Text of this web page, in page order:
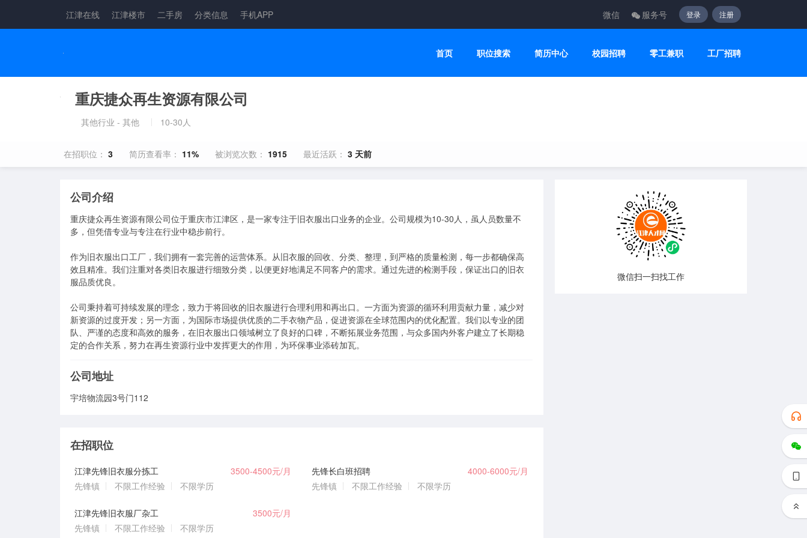
江津在线 江津楼市 二手房 分类信息 手机APP 微信 服务号 登录 注册
首页 职位搜索 简历中心 校园招聘 零工兼职 工厂招聘
重庆捷众再生资源有限公司
其他行业 - 其他 10-30人
在招职位： 3 简历查看率： 11% 被浏览次数： 1915 最近活跃： 3 天前
公司介绍
重庆捷众再生资源有限公司位于重庆市江津区，是一家专注于旧衣服出口业务的企业。公司规模为10-30人，虽人员数量不
多，但凭借专业与专注在行业中稳步前行。
作为旧衣服出口工厂，我们拥有一套完善的运营体系。从旧衣服的回收、分类、整理，到严格的质量检测，每一步都确保高
效且精准。我们注重对各类旧衣服进行细致分类，以便更好地满足不同客户的需求。通过先进的检测手段，保证出口的旧衣
服品质优良。
公司秉持着可持续发展的理念，致力于将回收的旧衣服进行合理利用和再出口。一方面为资源的循环利用贡献力量，减少对
新资源的过度开发；另一方面，为国际市场提供优质的二手衣物产品，促进资源在全球范围内的优化配置。我们以专业的团
队、严谨的态度和高效的服务，在旧衣服出口领域树立了良好的口碑，不断拓展业务范围，与众多国内外客户建立了长期稳
定的合作关系，努力在再生资源行业中发挥更大的作用，为环保事业添砖加瓦。
公司地址
宇培物流园3号门112
在招职位
江津先锋旧衣服分拣工
3500-4500元/月
先锋镇
不限工作经验 不限学历
先锋长白班招聘
4000-6000元/月
先锋镇
不限工作经验 不限学历
江津先锋旧衣服厂杂工
3500元/月
先锋镇
不限工作经验 不限学历
微信扫一扫找工作